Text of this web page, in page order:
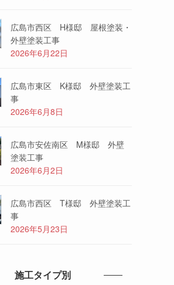
広島市西区 H様邸 屋根塗装・
外壁塗装工事
2026年6月22日
広島市東区 K様邸 外壁塗装工
事
2026年6月8日
広島市安佐南区 M様邸 外壁
塗装工事
2026年6月2日
広島市西区 T様邸 外壁塗装工
事
2026年5月23日
施工タイプ別